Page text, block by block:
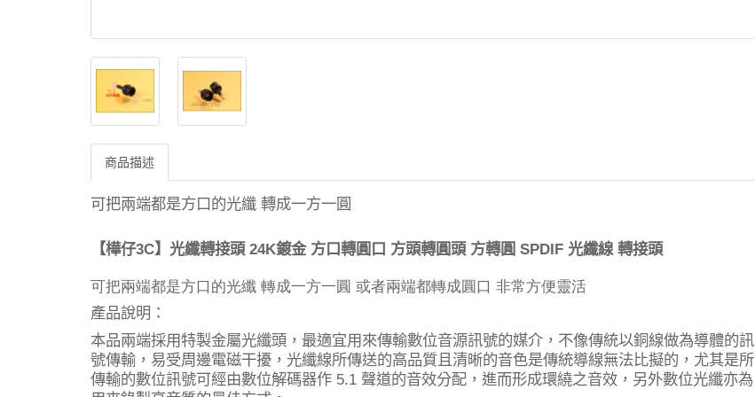
商品描述
可把兩端都是方口的光纖 轉成一方一圓
【樺仔3C】光纖轉接頭24K鍍金 方口轉圓口 方頭轉圓頭 方轉圓 SPDIF 光纖線 轉接頭
可把兩端都是方口的光纖 轉成一方一圓 或者兩端都轉成圓口 非常方便靈活
產品說明：
本品兩端採用特製金屬光纖頭，最適宜用來傳輸數位音源訊號的媒介，不像傳統以銅線做為導體的訊
號傳輸，易受周邊電磁干擾，光纖線所傳送的高品質且清晰的音色是傳統導線無法比擬的，尤其是所
傳輸的數位訊號可經由數位解碼器作 5.1 聲道的音效分配，進而形成環繞之音效，另外數位光纖亦為